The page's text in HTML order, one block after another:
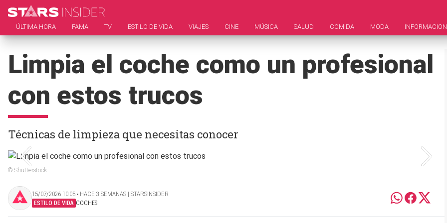
ÚLTIMA HORA FAMA TV ESTILO DE VIDA VIAJES CINE MÚSICA SALUD COMIDA MODA
Limpia el coche como un profesional
con estos trucos
Técnicas de limpieza que necesitas conocer
© Shutterstock
15/07/2026 10:05 ‧ HACE 3 SEMANAS | STARSINSIDER
ESTILO DE VIDA COCHES